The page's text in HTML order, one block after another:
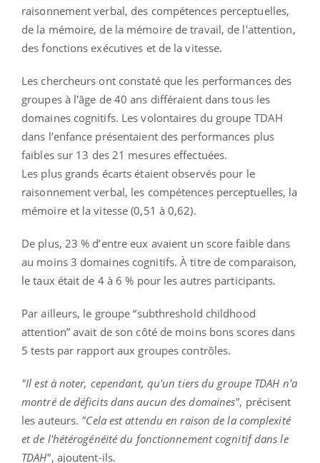
raisonnement verbal, des compétences perceptuelles,
de la mémoire, de la mémoire de travail, de l'attention,
des fonctions exécutives et de la vitesse.
Les chercheurs ont constaté que les performances des
groupes à l'âge de 40 ans différaient dans tous les
domaines cognitifs. Les volontaires du groupe TDAH
dans l’enfance présentaient des performances plus
faibles sur 13 des 21 mesures effectuées.
Les plus grands écarts étaient observés pour le
raisonnement verbal, les compétences perceptuelles, la
mémoire et la vitesse (0,51 à 0,62).
De plus, 23 % d’entre eux avaient un score faible dans
au moins 3 domaines cognitifs. À titre de comparaison,
le taux était de 4 à 6 % pour les autres participants.
Par ailleurs, le groupe “subthreshold childhood
attention” avait de son côté de moins bons scores dans
5 tests par rapport aux groupes contrôles.
"Il est à noter, cependant, qu'un tiers du groupe TDAH n'a
montré de déficits dans aucun des domaines", précisent
les auteurs. "Cela est attendu en raison de la complexité
et de l'hétérogénéité du fonctionnement cognitif dans le
TDAH", ajoutent-ils.